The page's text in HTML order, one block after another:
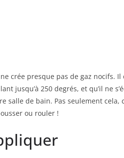
crée presque pas de gaz nocifs.
jusqu’à 250 degrés, et qu’il ne
salle de bain. Pas seulement cela,
ou rouler !